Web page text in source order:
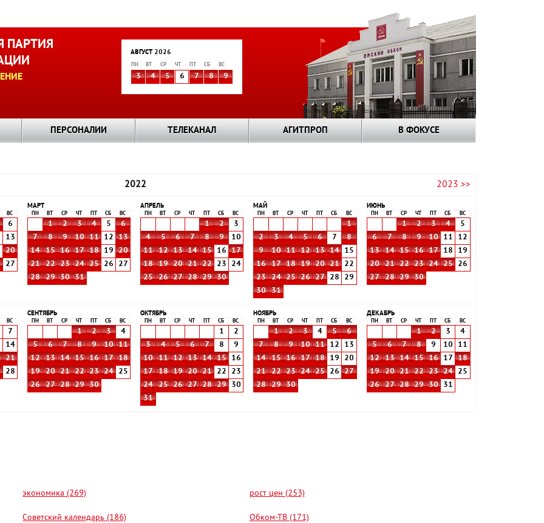
ПАРТИЯ
АВГУСТ 2026
ПН ВТ СР ЧТ СБ ВС
3 4 5 6 7 8 9
ПЕРСОНАЛИИ ТЕЛЕКАНАЛ АГИТПРОП В ФОКУСЕ
2022 2023 >>
ВС
6
13
20
27
МАРТ
ПН ВТ СР ЧТ СБ ВС
1 2 3 4 5
6
7
8 9 10 11 12
13
14
15 16 17 18 19
20
21
22 23 24 25 26
27
28
29 30 31
АПРЕЛЬ
ПН ВТ СР ЧТ СБ ВС
1 2
3
4
5 6 7 8 9
10
11
12 13 14 15 16
17
18
19 20 21 22 23
24
25
26 27 28 29 30
МАЙ
ПН ВТ СР ЧТ СБ ВС
1
2
3 4 5 6 7
8
9
10 11 12 13 14
15
16
17 18 19 20 21
22
23
24 25 26 27 28
29
30
31
ИЮНЬ
ПН ВТ СР ЧТ СБ ВС
1 2 3 4
5
6
7 8 9 10 11
12
13
14 15 16 17 18
19
20
21 22 23 24 25
26
27
28 29 30
ВС
7
14
21
28
СЕНТЯБРЬ
ПН ВТ СР ЧТ СБ ВС
1 2 3
4
5
6 7 8 9 10
11
12
13 14 15 16 17
18
19
20 21 22 23 24
25
26
27 28 29 30
ОКТЯБРЬ
ПН ВТ СР ЧТ СБ ВС
1
2
3
4 5 6 7 8
9
10
11 12 13 14 15
16
17
18 19 20 21 22
23
24
25 26 27 28 29
30
31
НОЯБРЬ
ПН ВТ СР ЧТ СБ ВС
1 2 3 4 5
6
7
8 9 10 11 12
13
14
15 16 17 18 19
20
21
22 23 24 25 26
27
28
29 30
ДЕКАБРЬ
ПН ВТ СР ЧТ СБ ВС
1 2 3
4
5
6 7 8 9 10
11
12
13 14 15 16 17
18
19
20 21 22 23 24
25
26
27 28 29 30 31
экономика (269) рост цен (253)
Советский календарь (186) Обком-ТВ (171)